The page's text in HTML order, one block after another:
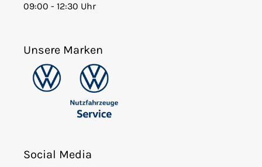
09:00 - 12:30 Uhr
Unsere Marken
Social Media